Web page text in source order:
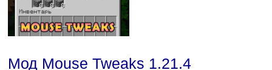
Мод Mouse Tweaks 1.21.4